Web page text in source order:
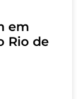
em
Rio de